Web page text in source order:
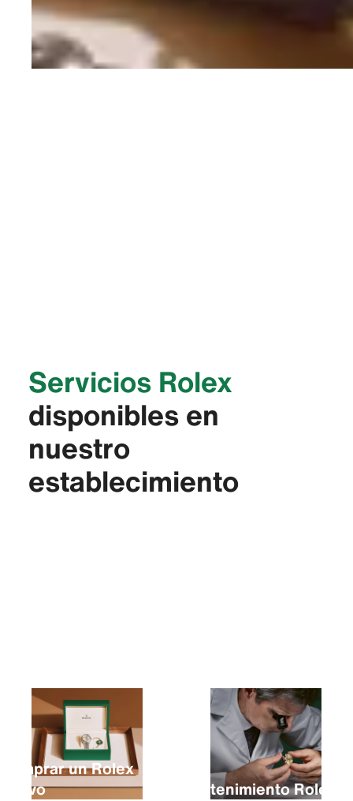
Servicios Rolex
disponibles en
nuestro
establecimiento
Comprar un Rolex
nuevo
Mantenimiento Rolex